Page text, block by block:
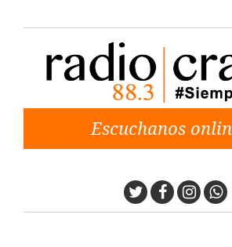
Escuchanos
TwitterFacebook